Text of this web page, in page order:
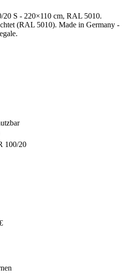
20 S - 220×110 cm, RAL 5010.
(RAL 5010). Made in Germany -
100/20